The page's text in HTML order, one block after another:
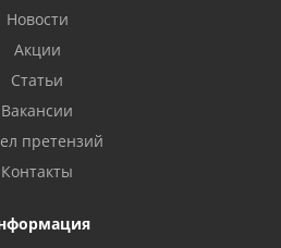
Новости
Акции
Статьи
Вакансии
претензий
Контакты